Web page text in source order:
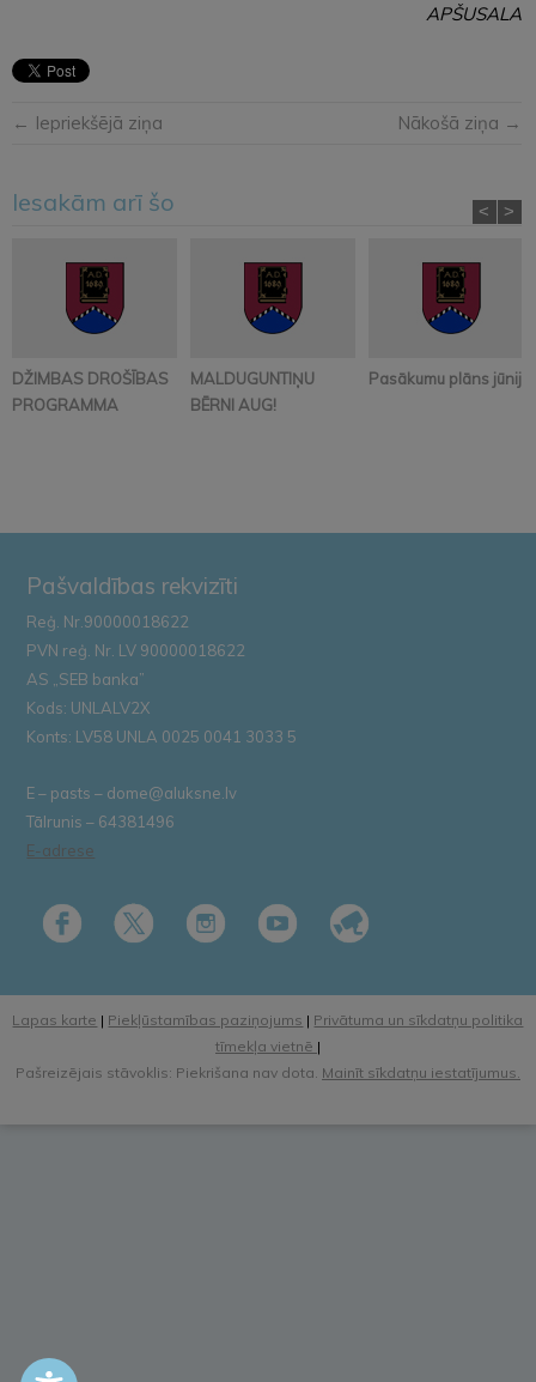
APŠUSALA
← Iepriekšējā ziņa Nākošā ziņa →
Iesakām arī šo
DŽIMBAS DROŠĪBAS
PROGRAMMA
MALDUGUNTIŅU
BĒRNI AUG!
Pasākumu plāns jūnijā
< >
Pašvaldības rekvizīti
Reģ. Nr.90000018622
PVN reģ. Nr. LV 90000018622
AS „SEB banka”
Kods: UNLALV2X
Konts: LV58 UNLA 0025 0041 3033 5
E – pasts – dome@aluksne.lv
Tālrunis – 64381496
E-adrese
Lapas karte | Piekļūstamības paziņojums | Privātuma un sīkdatņu politika
tīmekļa vietnē |
Pašreizējais stāvoklis: Piekrišana nav dota. Mainīt sīkdatņu iestatījumus.